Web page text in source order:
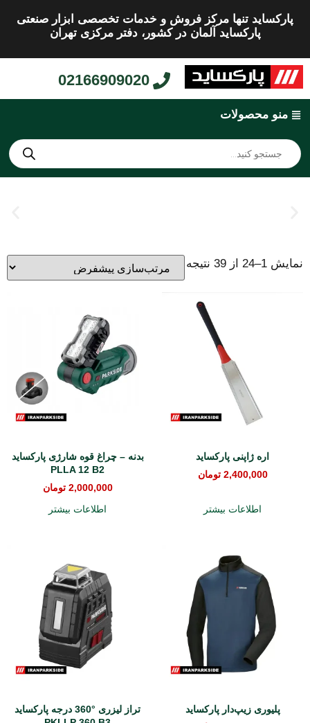
پارکساید تنها مرکز فروش و خدمات تخصصی ابزار صنعتی
پارکساید آلمان در کشور، دفتر مرکزی تهران
02166909020
منو محصولات
نمایش 1–24 از 39 نتیجه
اره ژاپنی پارکساید
2,400,000 تومان
اطلاعات بیشتر
بدنه – چراغ قوه شارژی پارکساید
PLLA 12 B2
2,000,000 تومان
اطلاعات بیشتر
پلیوری زیپ‌دار پارکساید
تراز لیزری °360 درجه پارکساید